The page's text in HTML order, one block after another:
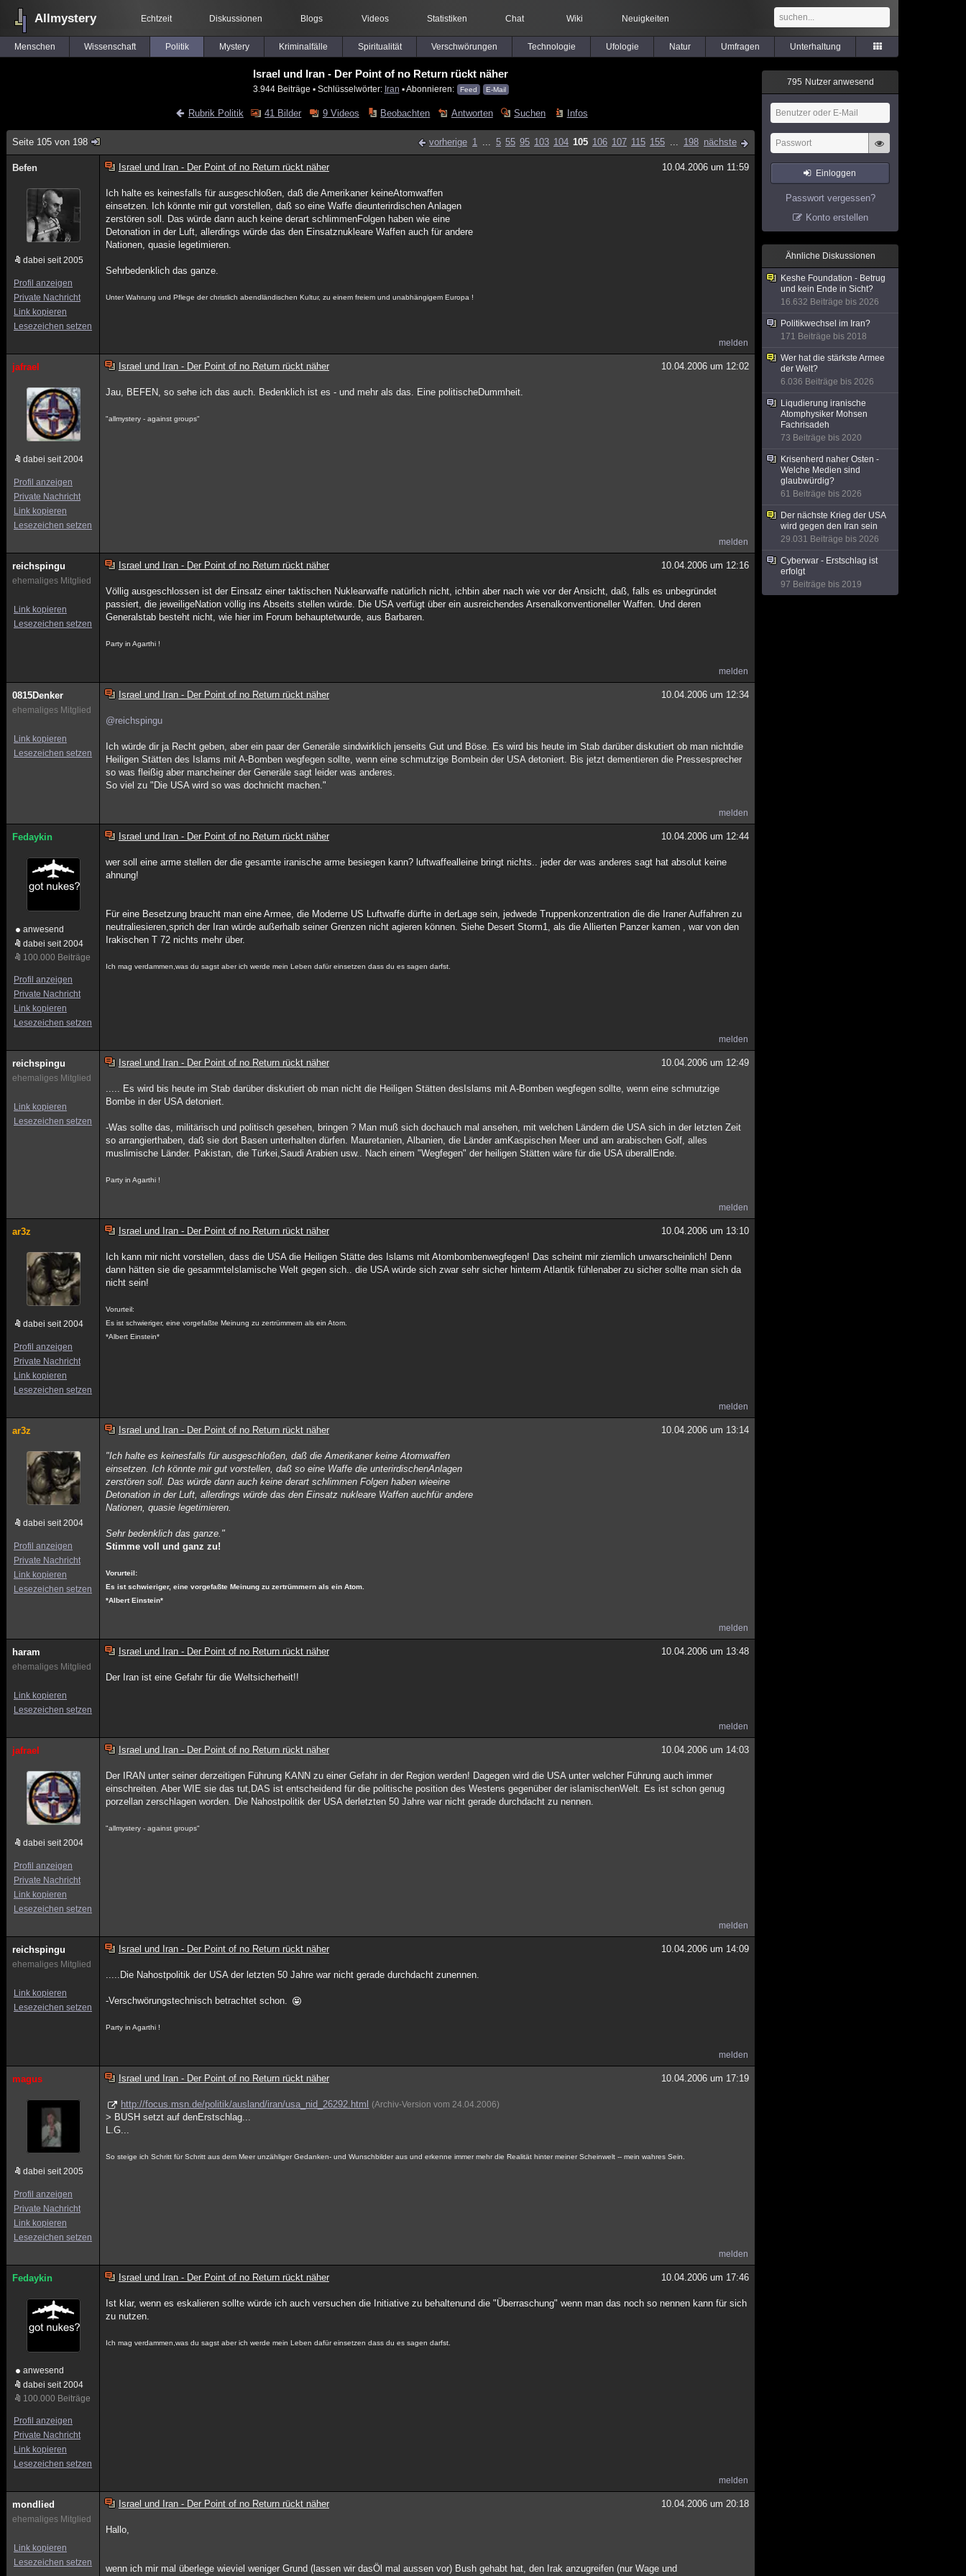
Allmystery Echtzeit Diskussionen Blogs Videos Statistiken Chat Wiki Neuigkeiten
Menschen Wissenschaft Politik Mystery Kriminalfälle Spiritualität Verschwörungen Technologie Ufologie Natur Umfragen Unterhaltung
Israel und Iran - Der Point of no Return rückt näher
3.944 Beiträge ▪ Schlüsselwörter: Iran ▪ Abonnieren: Feed E-Mail
Rubrik Politik 41 Bilder 9 Videos Beobachten Antworten Suchen Infos
Seite 105 von 198 vorherige 1 ... 5 55 95 103 104 105 106 107 115 155 ... 198 nächste
Befen
dabei seit 2005
Profil anzeigen
Private Nachricht
Link kopieren
Lesezeichen setzen
Israel und Iran - Der Point of no Return rückt näher 10.04.2006 um 11:59
Ich halte es keinesfalls für ausgeschloßen, daß die Amerikaner keineAtomwaffen
einsetzen. Ich könnte mir gut vorstellen, daß so eine Waffe dieunterirdischen Anlagen
zerstören soll. Das würde dann auch keine derart schlimmenFolgen haben wie eine
Detonation in der Luft, allerdings würde das den Einsatznukleare Waffen auch für andere
Nationen, quasie legetimieren.
Sehrbedenklich das ganze.
Unter Wahrung und Pflege der christlich abendländischen Kultur, zu einem freiem und unabhängigem Europa !
melden
jafrael
dabei seit 2004
Profil anzeigen
Private Nachricht
Link kopieren
Lesezeichen setzen
Israel und Iran - Der Point of no Return rückt näher 10.04.2006 um 12:02
Jau, BEFEN, so sehe ich das auch. Bedenklich ist es - und mehr als das. Eine politischeDummheit.
"allmystery - against groups"
melden
reichspingu
ehemaliges Mitglied
Link kopieren
Lesezeichen setzen
Israel und Iran - Der Point of no Return rückt näher 10.04.2006 um 12:16
Völlig ausgeschlossen ist der Einsatz einer taktischen Nuklearwaffe natürlich nicht, ichbin aber nach wie vor der Ansicht, daß, falls es unbegründet
passiert, die jeweiligeNation völlig ins Abseits stellen würde. Die USA verfügt über ein ausreichendes Arsenalkonventioneller Waffen. Und deren
Generalstab besteht nicht, wie hier im Forum behauptetwurde, aus Barbaren.
Party in Agarthi !
melden
0815Denker
ehemaliges Mitglied
Link kopieren
Lesezeichen setzen
Israel und Iran - Der Point of no Return rückt näher 10.04.2006 um 12:34
@reichspingu
Ich würde dir ja Recht geben, aber ein paar der Generäle sindwirklich jenseits Gut und Böse. Es wird bis heute im Stab darüber diskutiert ob man nichtdie
Heiligen Stätten des Islams mit A-Bomben wegfegen sollte, wenn eine schmutzige Bombein der USA detoniert. Bis jetzt dementieren die Pressesprecher
so was fleißig aber mancheiner der Generäle sagt leider was anderes.
So viel zu "Die USA wird so was dochnicht machen."
melden
Fedaykin
anwesend
dabei seit 2004
100.000 Beiträge
Profil anzeigen
Private Nachricht
Link kopieren
Lesezeichen setzen
Israel und Iran - Der Point of no Return rückt näher 10.04.2006 um 12:44
wer soll eine arme stellen der die gesamte iranische arme besiegen kann? luftwaffealleine bringt nichts.. jeder der was anderes sagt hat absolut keine
ahnung!
Für eine Besetzung braucht man eine Armee, die Moderne US Luftwaffe dürfte in derLage sein, jedwede Truppenkonzentration die die Iraner Auffahren zu
neutraliesieren,sprich der Iran würde außerhalb seiner Grenzen nicht agieren können. Siehe Desert Storm1, als die Allierten Panzer kamen , war von den
Irakischen T 72 nichts mehr über.
Ich mag verdammen,was du sagst aber ich werde mein Leben dafür einsetzen dass du es sagen darfst.
melden
reichspingu
ehemaliges Mitglied
Link kopieren
Lesezeichen setzen
Israel und Iran - Der Point of no Return rückt näher 10.04.2006 um 12:49
..... Es wird bis heute im Stab darüber diskutiert ob man nicht die Heiligen Stätten desIslams mit A-Bomben wegfegen sollte, wenn eine schmutzige
Bombe in der USA detoniert.
-Was sollte das, militärisch und politisch gesehen, bringen ? Man muß sich dochauch mal ansehen, mit welchen Ländern die USA sich in der letzten Zeit
so arrangierthaben, daß sie dort Basen unterhalten dürfen. Mauretanien, Albanien, die Länder amKaspischen Meer und am arabischen Golf, alles
muslimische Länder. Pakistan, die Türkei,Saudi Arabien usw.. Nach einem "Wegfegen" der heiligen Stätten wäre für die USA überallEnde.
Party in Agarthi !
melden
ar3z
dabei seit 2004
Profil anzeigen
Private Nachricht
Link kopieren
Lesezeichen setzen
Israel und Iran - Der Point of no Return rückt näher 10.04.2006 um 13:10
Ich kann mir nicht vorstellen, dass die USA die Heiligen Stätte des Islams mit Atombombenwegfegen! Das scheint mir ziemlich unwarscheinlich! Denn
dann hätten sie die gesammteIslamische Welt gegen sich.. die USA würde sich zwar sehr sicher hinterm Atlantik fühlenaber zu sicher sollte man sich da
nicht sein!
Vorurteil:
Es ist schwieriger, eine vorgefaßte Meinung zu zertrümmern als ein Atom.
*Albert Einstein*
melden
ar3z
dabei seit 2004
Profil anzeigen
Private Nachricht
Link kopieren
Lesezeichen setzen
Israel und Iran - Der Point of no Return rückt näher 10.04.2006 um 13:14
"Ich halte es keinesfalls für ausgeschloßen, daß die Amerikaner keine Atomwaffen
einsetzen. Ich könnte mir gut vorstellen, daß so eine Waffe die unterirdischenAnlagen
zerstören soll. Das würde dann auch keine derart schlimmen Folgen haben wieeine
Detonation in der Luft, allerdings würde das den Einsatz nukleare Waffen auchfür andere
Nationen, quasie legetimieren.
Sehr bedenklich das ganze."
Stimme voll und ganz zu!
Vorurteil:
Es ist schwieriger, eine vorgefaßte Meinung zu zertrümmern als ein Atom.
*Albert Einstein*
melden
haram
ehemaliges Mitglied
Link kopieren
Lesezeichen setzen
Israel und Iran - Der Point of no Return rückt näher 10.04.2006 um 13:48
Der Iran ist eine Gefahr für die Weltsicherheit!!
melden
jafrael
dabei seit 2004
Profil anzeigen
Private Nachricht
Link kopieren
Lesezeichen setzen
Israel und Iran - Der Point of no Return rückt näher 10.04.2006 um 14:03
Der IRAN unter seiner derzeitigen Führung KANN zu einer Gefahr in der Region werden! Dagegen wird die USA unter welcher Führung auch immer
einschreiten. Aber WIE sie das tut,DAS ist entscheidend für die politische position des Westens gegenüber der islamischenWelt. Es ist schon genug
porzellan zerschlagen worden. Die Nahostpolitik der USA derletzten 50 Jahre war nicht gerade durchdacht zu nennen.
"allmystery - against groups"
melden
reichspingu
ehemaliges Mitglied
Link kopieren
Lesezeichen setzen
Israel und Iran - Der Point of no Return rückt näher 10.04.2006 um 14:09
.....Die Nahostpolitik der USA der letzten 50 Jahre war nicht gerade durchdacht zunennen.
-Verschwörungstechnisch betrachtet schon.
Party in Agarthi !
melden
magus
dabei seit 2005
Profil anzeigen
Private Nachricht
Link kopieren
Lesezeichen setzen
Israel und Iran - Der Point of no Return rückt näher 10.04.2006 um 17:19
http://focus.msn.de/politik/ausland/iran/usa_nid_26292.html (Archiv-Version vom 24.04.2006)
> BUSH setzt auf denErstschlag...
L.G...
So steige ich Schritt für Schritt aus dem Meer unzähliger Gedanken- und Wunschbilder aus und erkenne immer mehr die Realität hinter meiner Scheinwelt -- mein wahres Sein.
melden
Fedaykin
anwesend
dabei seit 2004
100.000 Beiträge
Profil anzeigen
Private Nachricht
Link kopieren
Lesezeichen setzen
Israel und Iran - Der Point of no Return rückt näher 10.04.2006 um 17:46
Ist klar, wenn es eskalieren sollte würde ich auch versuchen die Initiative zu behaltenund die "Überraschung" wenn man das noch so nennen kann für sich
zu nutzen.
Ich mag verdammen,was du sagst aber ich werde mein Leben dafür einsetzen dass du es sagen darfst.
melden
mondlied
ehemaliges Mitglied
Link kopieren
Lesezeichen setzen
Israel und Iran - Der Point of no Return rückt näher 10.04.2006 um 20:18
Hallo,
wenn ich mir mal überlege wieviel weniger Grund (lassen wir dasÖl mal aussen vor) Bush gehabt hat, den Irak anzugreifen (nur Wage und
795 Nutzer anwesend
Einloggen
Passwort vergessen?
Konto erstellen
Ähnliche Diskussionen
Keshe Foundation - Betrug
und kein Ende in Sicht?
16.632 Beiträge bis 2026
Politikwechsel im Iran?
171 Beiträge bis 2018
Wer hat die stärkste Armee
der Welt?
6.036 Beiträge bis 2026
Liqudierung iranische
Atomphysiker Mohsen
Fachrisadeh
73 Beiträge bis 2020
Krisenherd naher Osten -
Welche Medien sind
glaubwürdig?
61 Beiträge bis 2026
Der nächste Krieg der USA
wird gegen den Iran sein
29.031 Beiträge bis 2026
Cyberwar - Erstschlag ist
erfolgt
97 Beiträge bis 2019